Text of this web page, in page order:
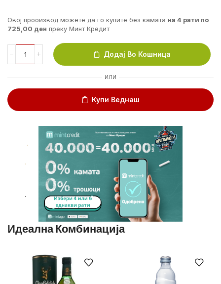
Овој прооизвод можете да го купите без камата на 4 рати по
725,00 ден преку Минт Кредит
Додај Во Кошница
ИЛИ
Купи Веднаш
.
.
.
Идеална Комбинација